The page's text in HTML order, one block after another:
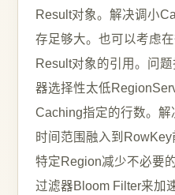
Result对象。解决调小
存足够大。也可以考虑
Result对象的引用。问
器选择性太低
Caching指定的行数。
时间范围融入到
特定Region减少不必要
过滤器Bloom Filter来加